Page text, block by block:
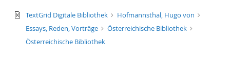
text/xml
TextGrid Digitale Bibliothek
Hofmannsthal, Hugo von
Essays, Reden, Vorträge
Österreichische Bibliothek
Österreichische Bibliothek